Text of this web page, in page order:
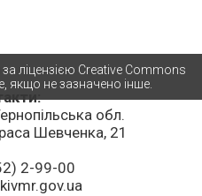
обл.
Шевченка, 21
2-99-00
ліцензією Creative Commons
якщо не зазначено інше.